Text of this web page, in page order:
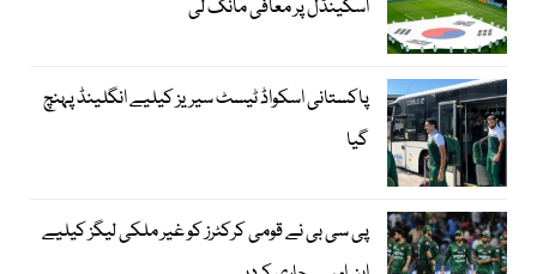
اسکینڈل پر معافی مانگ لی
پاکستانی اسکواڈ ٹیسٹ سیریز کیلیے انگلینڈ پہنچ
گیا
پی سی بی نے قومی کرکٹرز کو غیر ملکی لیگز کیلیے